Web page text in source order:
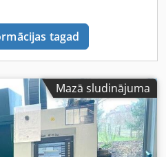
tagad
Mazā sludinājuma